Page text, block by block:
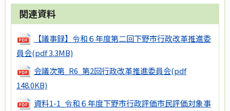
関連資料
【議事録】令和６年度第二回下野市行政改革推進委
員会(pdf 3.3MB)
会議次第_R6_第2回行政改革推進委員会(pdf
148.0KB)
資料1-1_令和６年度下野市行政評価市民評価対象事